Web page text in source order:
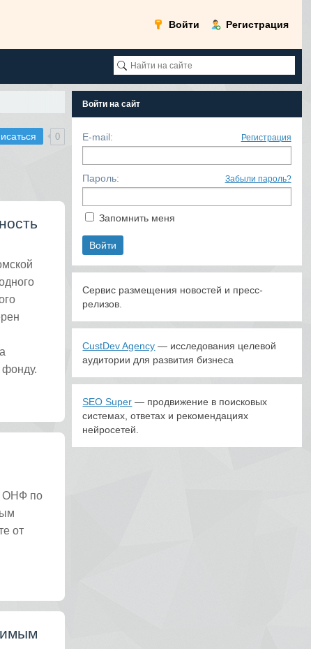
Войти Регистрация
0
ОНФ по
от
Войти на сайт
E-mail: Регистрация
Пароль: Забыли пароль?
Запомнить меня
Сервис размещения новостей и пресс-
релизов.
CustDev Agency — исследования целевой
аудитории для развития бизнеса
SEO Super — продвижение в поисковых
системах, ответах и рекомендациях
нейросетей.